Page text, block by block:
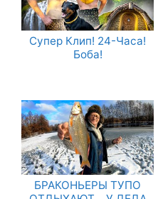
Супер Клип! 24-Часа!
Боба!
БРАКОНЬЕРЫ ТУПО